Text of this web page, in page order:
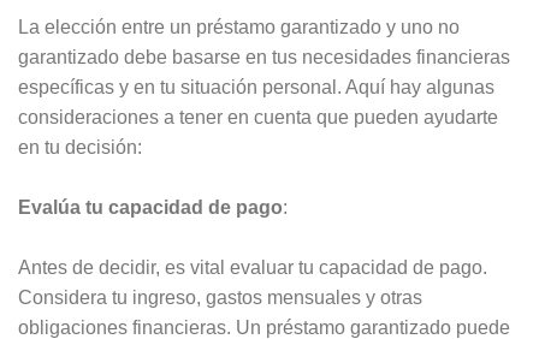
La elección entre un préstamo garantizado y uno no
garantizado debe basarse en tus necesidades financieras
específicas y en tu situación personal. Aquí hay algunas
consideraciones a tener en cuenta que pueden ayudarte
en tu decisión:
Evalúa tu capacidad de pago:
Antes de decidir, es vital evaluar tu capacidad de pago.
Considera tu ingreso, gastos mensuales y otras
obligaciones financieras. Un préstamo garantizado puede